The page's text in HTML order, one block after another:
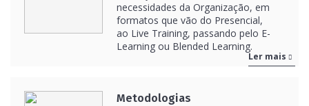
necessidades da Organização, em
formatos que vão do Presencial,
ao Live Training, passando pelo E-
Learning ou Blended Learning.
Ler mais
Metodologias